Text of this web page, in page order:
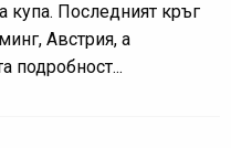
купа. Последният кръг
Австрия, а
подробност...